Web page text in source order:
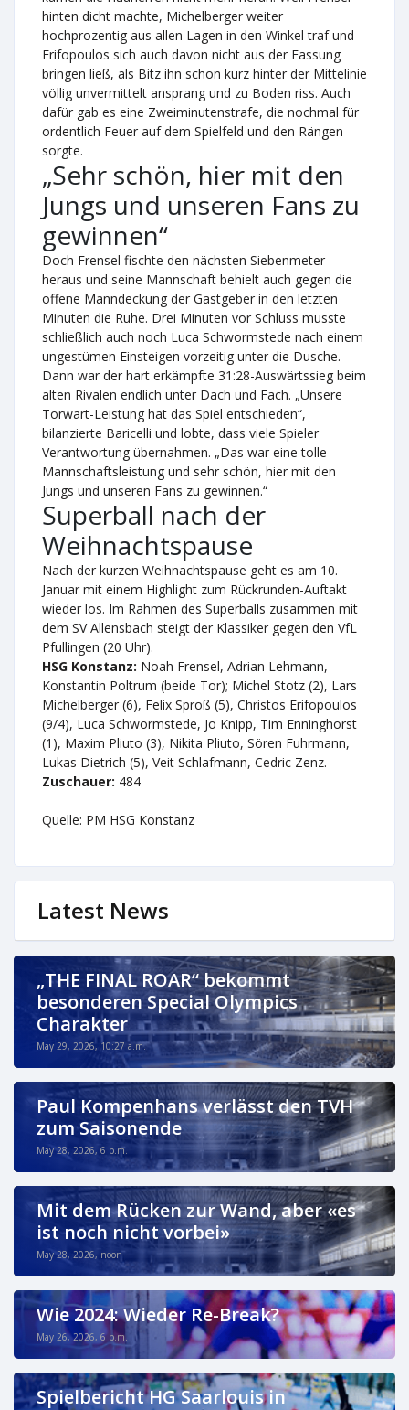
hinten dicht machte, Michelberger weiter
hochprozentig aus allen Lagen in den Winkel traf und
Erifopoulos sich auch davon nicht aus der Fassung
bringen ließ, als Bitz ihn schon kurz hinter der Mittelinie
völlig unvermittelt ansprang und zu Boden riss. Auch
dafür gab es eine Zweiminutenstrafe, die nochmal für
ordentlich Feuer auf dem Spielfeld und den Rängen
sorgte.
„Sehr schön, hier mit den
Jungs und unseren Fans zu
gewinnen“
Doch Frensel fischte den nächsten Siebenmeter
heraus und seine Mannschaft behielt auch gegen die
offene Manndeckung der Gastgeber in den letzten
Minuten die Ruhe. Drei Minuten vor Schluss musste
schließlich auch noch Luca Schwormstede nach einem
ungestümen Einsteigen vorzeitig unter die Dusche.
Dann war der hart erkämpfte 31:28-Auswärtssieg beim
alten Rivalen endlich unter Dach und Fach. „Unsere
Torwart-Leistung hat das Spiel entschieden“,
bilanzierte Baricelli und lobte, dass viele Spieler
Verantwortung übernahmen. „Das war eine tolle
Mannschaftsleistung und sehr schön, hier mit den
Jungs und unseren Fans zu gewinnen.“
Superball nach der
Weihnachtspause
Nach der kurzen Weihnachtspause geht es am 10.
Januar mit einem Highlight zum Rückrunden-Auftakt
wieder los. Im Rahmen des Superballs zusammen mit
dem SV Allensbach steigt der Klassiker gegen den VfL
Pfullingen (20 Uhr).
HSG Konstanz: Noah Frensel, Adrian Lehmann,
Konstantin Poltrum (beide Tor); Michel Stotz (2), Lars
Michelberger (6), Felix Sproß (5), Christos Erifopoulos
(9/4), Luca Schwormstede, Jo Knipp, Tim Enninghorst
(1), Maxim Pliuto (3), Nikita Pliuto, Sören Fuhrmann,
Lukas Dietrich (5), Veit Schlafmann, Cedric Zenz.
Zuschauer: 484
Quelle: PM HSG Konstanz
Latest News
„THE FINAL ROAR“ bekommt
besonderen Special Olympics
Charakter
May 29, 2026, 10:27 a.m.
Paul Kompenhans verlässt den TVH
zum Saisonende
May 28, 2026, 6 p.m.
Mit dem Rücken zur Wand, aber «es
ist noch nicht vorbei»
May 28, 2026, noon
Wie 2024: Wieder Re-Break?
May 26, 2026, 6 p.m.
Spielbericht HG Saarlouis in